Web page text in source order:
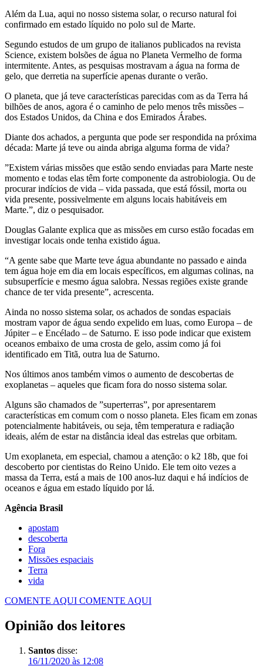
Além da Lua, aqui no nosso sistema solar, o recurso natural foi
confirmado em estado líquido no polo sul de Marte.
Segundo estudos de um grupo de italianos publicados na revista
Science, existem bolsões de água no Planeta Vermelho de forma
intermitente. Antes, as pesquisas mostravam a água na forma de
gelo, que derretia na superfície apenas durante o verão.
O planeta, que já teve características parecidas com as da Terra há
bilhões de anos, agora é o caminho de pelo menos três missões –
dos Estados Unidos, da China e dos Emirados Árabes.
Diante dos achados, a pergunta que pode ser respondida na próxima
década: Marte já teve ou ainda abriga alguma forma de vida?
”Existem várias missões que estão sendo enviadas para Marte neste
momento e todas elas têm forte componente da astrobiologia. Ou de
procurar indícios de vida – vida passada, que está fóssil, morta ou
vida presente, possivelmente em alguns locais habitáveis em
Marte.”, diz o pesquisador.
Douglas Galante explica que as missões em curso estão focadas em
investigar locais onde tenha existido água.
“A gente sabe que Marte teve água abundante no passado e ainda
tem água hoje em dia em locais específicos, em algumas colinas, na
subsuperfície e mesmo água salobra. Nessas regiões existe grande
chance de ter vida presente”, acrescenta.
Ainda no nosso sistema solar, os achados de sondas espaciais
mostram vapor de água sendo expelido em luas, como Europa – de
Júpiter – e Encélado – de Saturno. E isso pode indicar que existem
oceanos embaixo de uma crosta de gelo, assim como já foi
identificado em Titã, outra lua de Saturno.
Nos últimos anos também vimos o aumento de descobertas de
exoplanetas – aqueles que ficam fora do nosso sistema solar.
Alguns são chamados de ”superterras”, por apresentarem
características em comum com o nosso planeta. Eles ficam em zonas
potencialmente habitáveis, ou seja, têm temperatura e radiação
ideais, além de estar na distância ideal das estrelas que orbitam.
Um exoplaneta, em especial, chamou a atenção: o k2 18b, que foi
descoberto por cientistas do Reino Unido. Ele tem oito vezes a
massa da Terra, está a mais de 100 anos-luz daqui e há indícios de
oceanos e água em estado líquido por lá.
Agência Brasil
apostam
descoberta
Fora
Missões espaciais
Terra
vida
COMENTE AQUI COMENTE AQUI
Opinião dos leitores
Santos disse:
16/11/2020 às 12:08